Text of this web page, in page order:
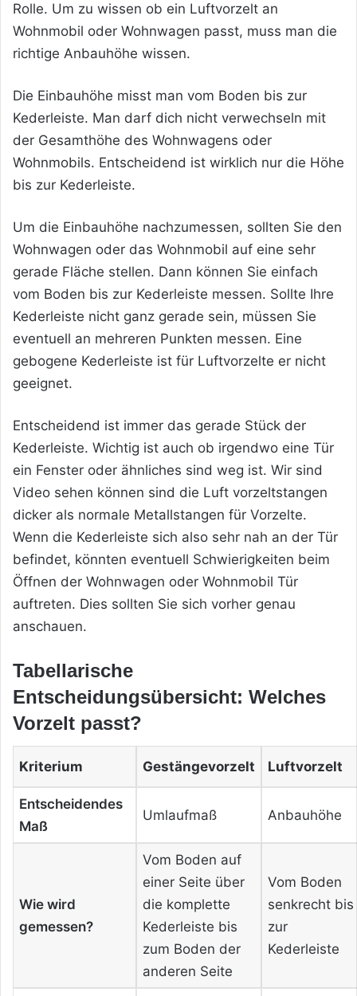
Rolle. Um zu wissen ob ein Luftvorzelt an
Wohnmobil oder Wohnwagen passt, muss man die
richtige Anbauhöhe wissen.
Die Einbauhöhe misst man vom Boden bis zur
Kederleiste. Man darf dich nicht verwechseln mit
der Gesamthöhe des Wohnwagens oder
Wohnmobils. Entscheidend ist wirklich nur die Höhe
bis zur Kederleiste.
Um die Einbauhöhe nachzumessen, sollten Sie den
Wohnwagen oder das Wohnmobil auf eine sehr
gerade Fläche stellen. Dann können Sie einfach
vom Boden bis zur Kederleiste messen. Sollte Ihre
Kederleiste nicht ganz gerade sein, müssen Sie
eventuell an mehreren Punkten messen. Eine
gebogene Kederleiste ist für Luftvorzelte er nicht
geeignet.
Entscheidend ist immer das gerade Stück der
Kederleiste. Wichtig ist auch ob irgendwo eine Tür
ein Fenster oder ähnliches sind weg ist. Wir sind
Video sehen können sind die Luft vorzeltstangen
dicker als normale Metallstangen für Vorzelte.
Wenn die Kederleiste sich also sehr nah an der Tür
befindet, könnten eventuell Schwierigkeiten beim
Öffnen der Wohnwagen oder Wohnmobil Tür
auftreten. Dies sollten Sie sich vorher genau
anschauen.
Tabellarische
Entscheidungsübersicht: Welches
Vorzelt passt?
Kriterium Gestängevorzelt Luftvorzelt
Entscheidendes
Maß
Umlaufmaß Anbauhöhe
Wie wird
gemessen?
Vom Boden auf
einer Seite über
die komplette
Kederleiste bis
zum Boden der
anderen Seite
Vom Boden
senkrecht bis
zur
Kederleiste